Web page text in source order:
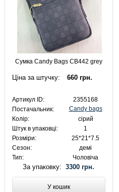
Сумка Candy Bags CB442 grey
Ціна за штучку: 660 грн.
Артикул ID:
2355168
Постачальник:
Candy bags
Колір:
сірий
Штук в упаковці:
1
Розміри:
25*21*7.5
Сезон:
демі
Тип:
Чоловіча
За упаковку:3300 грн.
У кошик